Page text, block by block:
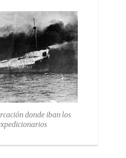
donde iban los